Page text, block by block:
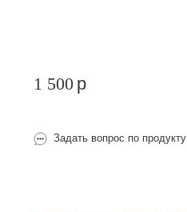
1 500 p
Задать вопрос по продукту